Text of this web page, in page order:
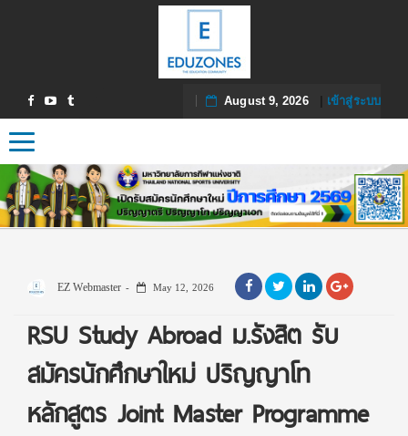
August 9, 2026| เข้าสู่ระบบ
Toggle navigation
EZ Webmaster May 12, 2026
RSU Study Abroad ม.รังสิต รับ
สมัครนักศึกษาใหม่ ปริญญาโท
หลักสูตร Joint Master Programme